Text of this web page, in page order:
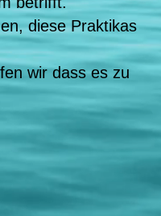
diese Praktikas
wir dass es zu